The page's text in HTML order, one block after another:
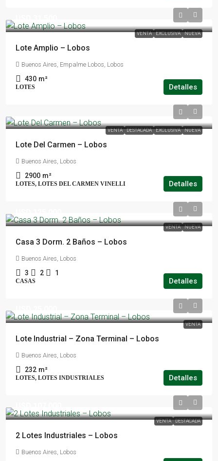
VENTA EXCLUSIVA NUEVA
Lote Amplio – Lobos
Buenos Aires, Empalme Lobos, Lobos
430 m²
LOTES Detalles
VENTA DESTACADA EXCLUSIVA NUEVA
Lote Del Carmen – Lobos
Buenos Aires, Lobos
2900 m²
LOTES, LOTES DEL CARMEN VINELLI Detalles
VENTA NUEVA
Casa 3 Dorm. 2 Baños – Lobos
Buenos Aires, Lobos
3 2 1
CASAS Detalles
VENTA
Lote Industrial – Zona Terminal – Lobos
Buenos Aires, Lobos
232 m²
LOTES, LOTES INDUSTRIALES Detalles
VENTA DESTACADA
2 Lotes Industriales – Lobos
Buenos Aires, Lobos